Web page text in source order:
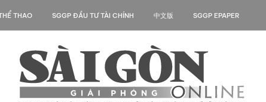
THAO SGGP ĐẦU TƯ TÀI CHÍNH 中文版 SGGP EPAPER